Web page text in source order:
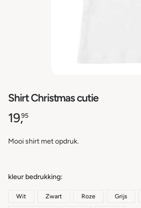
Shirt Christmas cutie
19,95
Mooi shirt met opdruk.
kleur bedrukking
Wit Zwart Roze Grijs